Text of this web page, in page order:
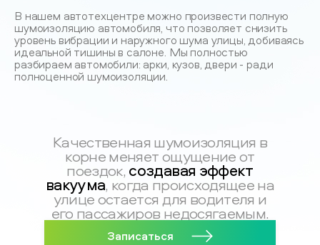
В нашем автотехцентре можно произвести полную
шумоизоляцию автомобиля, что позволяет снизить
уровень вибрации и наружного шума улицы, добиваясь
идеальной тишины в салоне. Мы полностью
разбираем автомобили: арки, кузов, двери - ради
полноценной шумоизоляции.
Качественная шумоизоляция в
корне меняет ощущение от
поездок, создавая эффект
вакуума, когда происходящее на
улице остается для водителя и
его пассажиров недосягаемым.
Записаться